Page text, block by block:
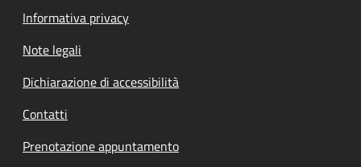
Informativa privacy
Note legali
Dichiarazione di accessibilità
Contatti
Prenotazione appuntamento